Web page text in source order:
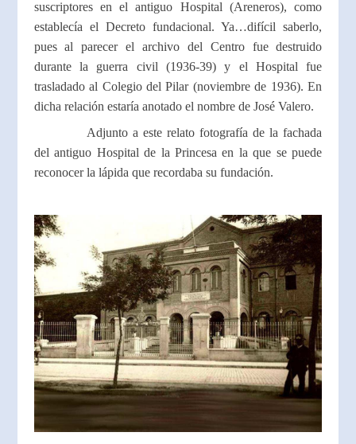
suscriptores en el antiguo Hospital (Areneros), como
establecía el Decreto fundacional. Ya…difícil saberlo,
pues al parecer el archivo del Centro fue destruido
durante la guerra civil (1936-39) y el Hospital fue
trasladado al Colegio del Pilar (noviembre de 1936). En
dicha relación estaría anotado el nombre de José Valero.
Adjunto a este relato fotografía de la fachada
del antiguo Hospital de la Princesa en la que se puede
reconocer la lápida que recordaba su fundación.